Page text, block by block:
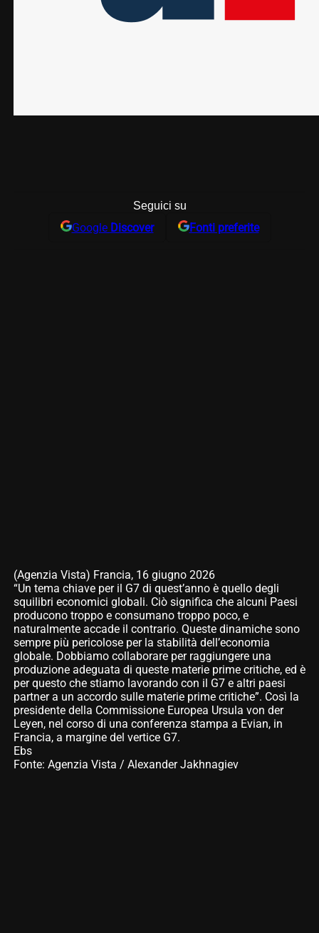
Seguici su
Google Discover Fonti preferite
(Agenzia Vista) Francia, 16 giugno 2026
“Un tema chiave per il G7 di quest’anno è quello degli
squilibri economici globali. Ciò significa che alcuni Paesi
producono troppo e consumano troppo poco, e
naturalmente accade il contrario. Queste dinamiche sono
sempre più pericolose per la stabilità dell’economia
globale. Dobbiamo collaborare per raggiungere una
produzione adeguata di queste materie prime critiche, ed è
per questo che stiamo lavorando con il G7 e altri paesi
partner a un accordo sulle materie prime critiche”. Così la
presidente della Commissione Europea Ursula von der
Leyen, nel corso di una conferenza stampa a Evian, in
Francia, a margine del vertice G7.
Ebs
Fonte: Agenzia Vista / Alexander Jakhnagiev